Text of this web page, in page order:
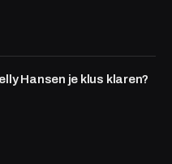
Hansen je klus klaren?